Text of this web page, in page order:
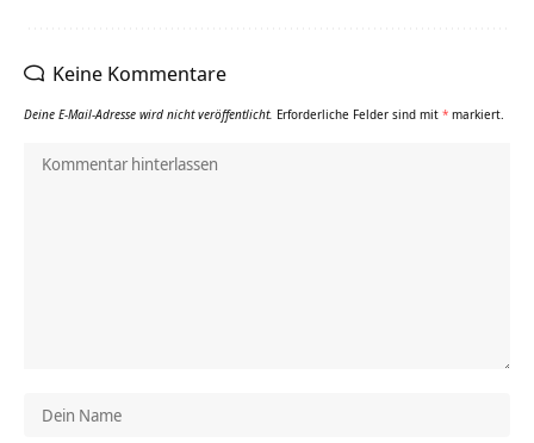
Keine Kommentare
Deine E-Mail-Adresse wird nicht veröffentlicht. Erforderliche Felder sind mit * markiert.